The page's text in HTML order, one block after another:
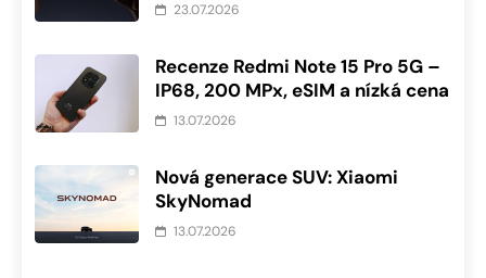
23.07.2026
Recenze Redmi Note 15 Pro 5G –
IP68, 200 MPx, eSIM a nízká cena
13.07.2026
Nová generace SUV: Xiaomi
SkyNomad
13.07.2026